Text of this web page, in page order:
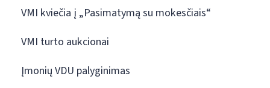
VMI kviečia į „Pasimatymą su mokesčiais“
VMI turto aukcionai
Įmonių VDU palyginimas